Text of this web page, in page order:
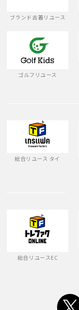
ブランド古着リユース
ゴルフリユース
総合リユース タイ
総合リユースEC